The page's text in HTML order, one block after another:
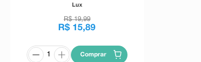
Lux
R$ 19,99
R$ 15,89
Comprar